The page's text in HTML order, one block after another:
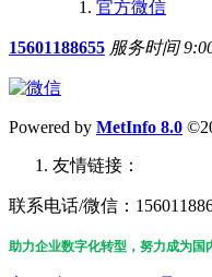
官方微信
15601188655 服务时间
Powered by MetInfo 8.0
友情链接：
联系电话/微信：
助力企业数字化转型，努力成为